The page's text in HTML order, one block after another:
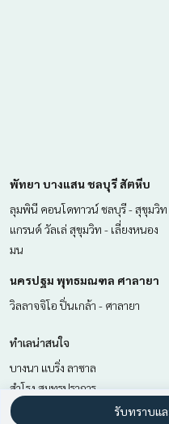
พัทยา บางแสน ชลบุรี สัตหีบ
ลุมพินี คอนโดทาวน์ ชลบุรี - สุขุมวิท
แกรนด์ วัลเล่ สุขุมวิท - เลี่ยงหนอง
มน
นครปฐม พุทธมณฑล ศาลายา
วิลลาจจิโอ ปิ่นเกล้า - ศาลายา
ทำเลน่าสนใจ
บางนา แบริ่ง ลาซาล
สำโรง สมุทรปราการ
มีนบุรี-ร่มเกล้า
รับทราบแ